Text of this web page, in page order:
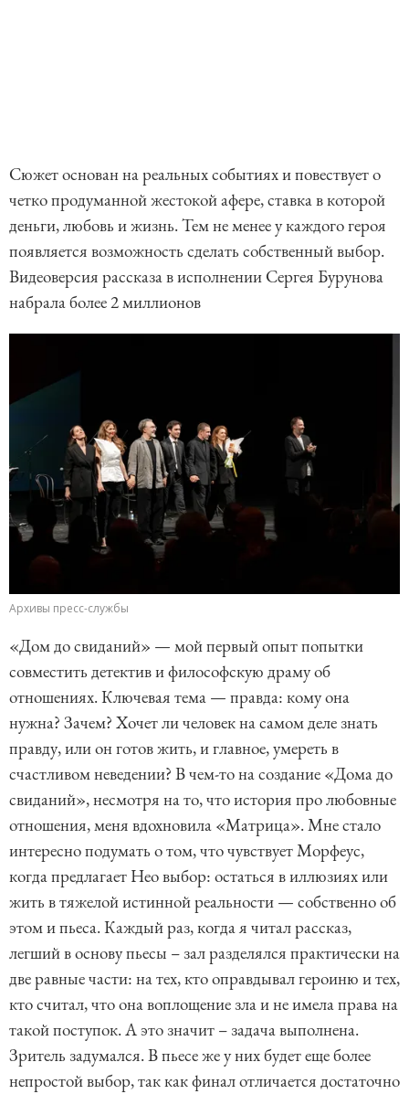
Сюжет основан на реальных событиях и повествует о
четко продуманной жестокой афере, ставка в которой
деньги, любовь и жизнь. Тем не менее у каждого героя
появляется возможность сделать собственный выбор.
Видеоверсия рассказа в исполнении Сергея Бурунова
набрала более 2 миллионов
Архивы пресс-службы
«Дом до свиданий» — мой первый опыт попытки
совместить детектив и философскую драму об
отношениях. Ключевая тема — правда: кому она
нужна? Зачем? Хочет ли человек на самом деле знать
правду, или он готов жить, и главное, умереть в
счастливом неведении? В чем-то на создание «Дома до
свиданий», несмотря на то, что история про любовные
отношения, меня вдохновила «Матрица». Мне стало
интересно подумать о том, что чувствует Морфеус,
когда предлагает Нео выбор: остаться в иллюзиях или
жить в тяжелой истинной реальности — собственно об
этом и пьеса. Каждый раз, когда я читал рассказ,
легший в основу пьесы – зал разделялся практически на
две равные части: на тех, кто оправдывал героиню и тех,
кто считал, что она воплощение зла и не имела права на
такой поступок. А это значит – задача выполнена.
Зритель задумался. В пьесе же у них будет еще более
непростой выбор, так как финал отличается достаточно